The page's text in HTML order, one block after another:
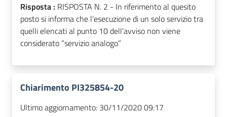
Risposta : RISPOSTA N. 2 - In riferimento al quesito
posto si informa che l’esecuzione di un solo servizio tra
quelli elencati al punto 10 dell’avviso non viene
considerato “servizio analogo”
Chiarimento PI325854-20
Ultimo aggiornamento: 30/11/2020 09:17